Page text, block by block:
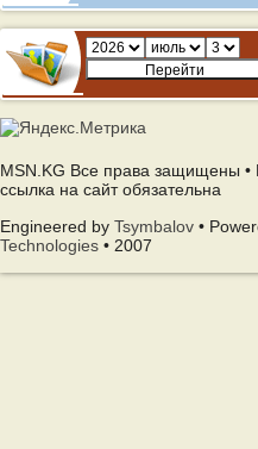
MSN.KG Все права защищены
ссылка на сайт обязательна
Engineered by Tsymbalov •
Technologies • 2007